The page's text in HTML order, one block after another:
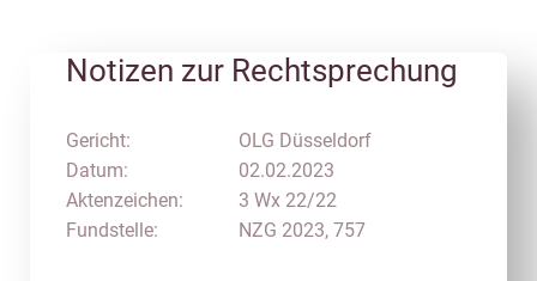
Notizen zur Rechtsprechung
Gericht:
Datum:
Aktenzeichen:
Fundstelle:
OLG Düsseldorf
02.02.2023
3 Wx 22/22
NZG 2023, 757